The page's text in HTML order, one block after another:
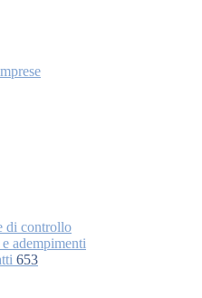
di controllo
adempimenti
653